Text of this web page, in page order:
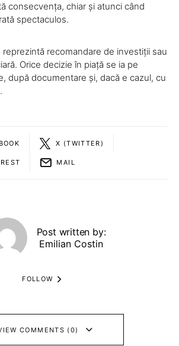
consecvența, chiar și atunci când
spectaculos.
recomandare de investiții sau
Orice decizie în piață se ia pe
după documentare și, dacă e cazul, cu
X (TWITTER)
MAIL
Post written by:
Emilian Costin
FOLLOW
COMMENTS (0)